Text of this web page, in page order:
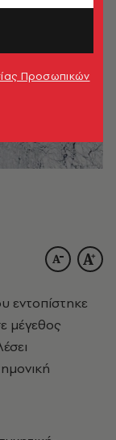
εντοπίστηκε
μέγεθος
Προσωπικών